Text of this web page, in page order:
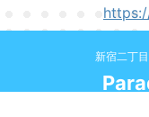
新宿二丁